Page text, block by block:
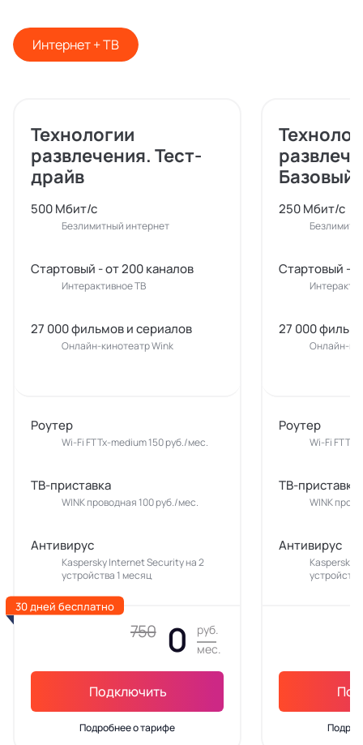
Интернет + ТВ
Технологии
развлечения. Тест-
драйв
500 Мбит/с
Безлимитный интернет
Стартовый - от 200 каналов
Интерактивное ТВ
27 000 фильмов и сериалов
Онлайн-кинотеатр Wink
Роутер
Wi-Fi FTTx-medium 150 руб./мес.
ТВ-приставка
WINK проводная 100 руб./мес.
Антивирус
Kaspersky Internet Security на 2
устройства 1 месяц
750 0
руб.
мес.
Подключить
Подробнее о тарифе
30 дней бесплатно
Базовый
250 Мбит/с
Стартовый -
27 000
Онлайн-
Роутер
Wi-Fi
ТВ-приставка
WINK
Антивирус
Kaspersky